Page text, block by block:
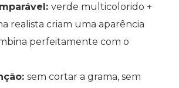
verde multicolorido +
realista criam uma aparência
perfeitamente com o
sem cortar a grama, sem